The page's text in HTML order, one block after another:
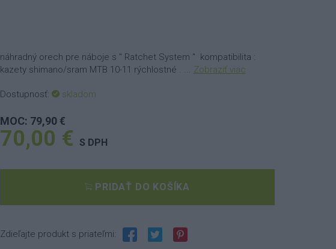
náhradný orech pre náboje s " Ratchet System " kompatibilita :
kazety shimano/sram MTB 10-11 rýchlostné . ... Zobraziť viac
Dostupnosť: skladom
MOC: 79,90 €
70,00 € S DPH
PRIDAŤ DO KOŠÍKA
Zdieľajte produkt s priateľmi: